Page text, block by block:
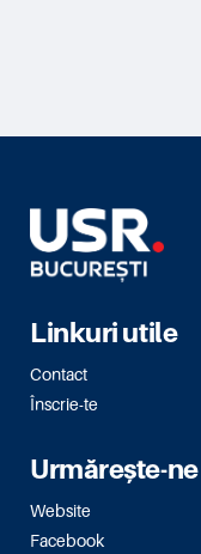
Linkuri utile
Contact
Înscrie-te
Urmărește-ne
Website
Facebook